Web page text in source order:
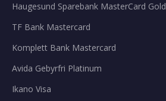
Haugesund Sparebank MasterCard Gold
TF Bank Mastercard
Komplett Bank Mastercard
Avida Gebyrfri Platinum
Ikano Visa